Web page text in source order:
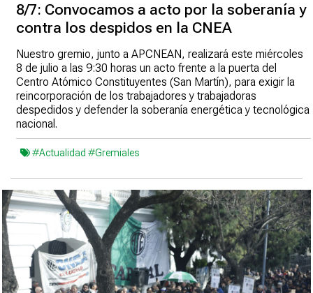
8/7: Convocamos a acto por la soberanía y
contra los despidos en la CNEA
Nuestro gremio, junto a APCNEAN, realizará este miércoles
8 de julio a las 9:30 horas un acto frente a la puerta del
Centro Atómico Constituyentes (San Martín), para exigir la
reincorporación de los trabajadores y trabajadoras
despedidos y defender la soberanía energética y tecnológica
nacional.
#Actualidad #Gremiales